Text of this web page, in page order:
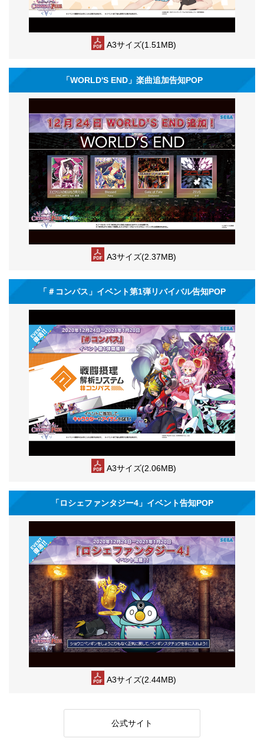
A3サイズ(1.51MB)
「WORLD'S END」楽曲追加告知POP
A3サイズ(2.37MB)
「＃コンパス」イベント第1弾リバイバル告知POP
A3サイズ(2.06MB)
「ロシェファンタジー4」イベント告知POP
A3サイズ(2.44MB)
公式サイト